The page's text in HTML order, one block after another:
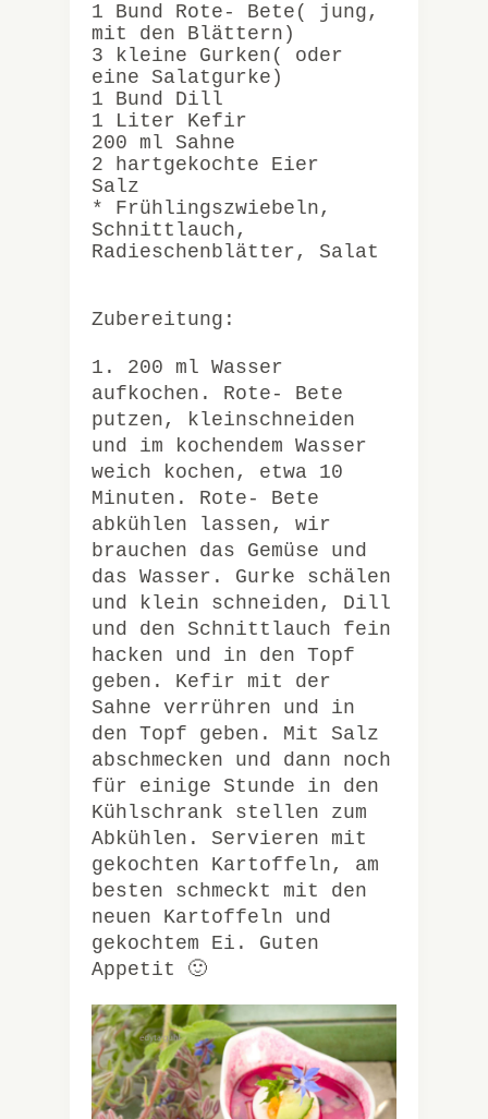
1 Bund Rote- Bete( jung,
mit den Blättern)
3 kleine Gurken( oder
eine Salatgurke)
1 Bund Dill
1 Liter Kefir
200 ml Sahne
2 hartgekochte Eier
Salz
* Frühlingszwiebeln,
Schnittlauch,
Radieschenblätter, Salat
Zubereitung:
1. 200 ml Wasser
aufkochen. Rote- Bete
putzen, kleinschneiden
und im kochendem Wasser
weich kochen, etwa 10
Minuten. Rote- Bete
abkühlen lassen, wir
brauchen das Gemüse und
das Wasser. Gurke schälen
und klein schneiden, Dill
und den Schnittlauch fein
hacken und in den Topf
geben. Kefir mit der
Sahne verrühren und in
den Topf geben. Mit Salz
abschmecken und dann noch
für einige Stunde in den
Kühlschrank stellen zum
Abkühlen. Servieren mit
gekochten Kartoffeln, am
besten schmeckt mit den
neuen Kartoffeln und
gekochtem Ei. Guten
Appetit 🙂